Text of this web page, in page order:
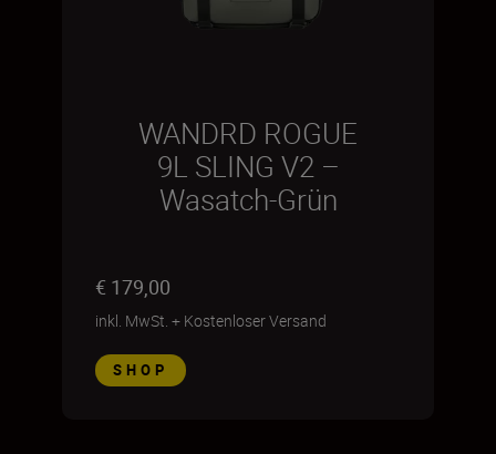
WANDRD ROGUE
9L SLING V2 –
Wasatch-Grün
€ 179,00
inkl. MwSt. + Kostenloser Versand
SHOP